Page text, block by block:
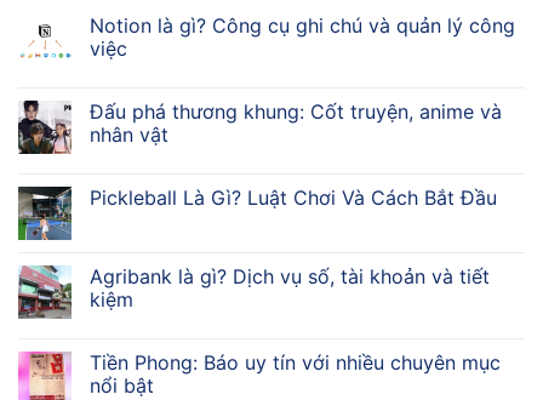
Notion là gì? Công cụ ghi chú và quản lý công
việc
Đấu phá thương khung: Cốt truyện, anime và
nhân vật
Pickleball Là Gì? Luật Chơi Và Cách Bắt Đầu
Agribank là gì? Dịch vụ số, tài khoản và tiết
kiệm
Tiền Phong: Báo uy tín với nhiều chuyên mục
nổi bật